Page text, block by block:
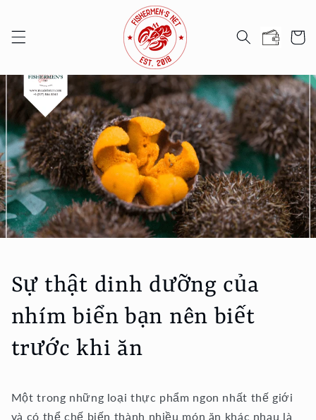
dung
Giỏ
hàng
Sự thật dinh dưỡng của
nhím biển bạn nên biết
trước khi ăn
Một trong những loại thực phẩm ngon nhất thế giới
và có thể chế biến thành nhiều món ăn khác nhau là